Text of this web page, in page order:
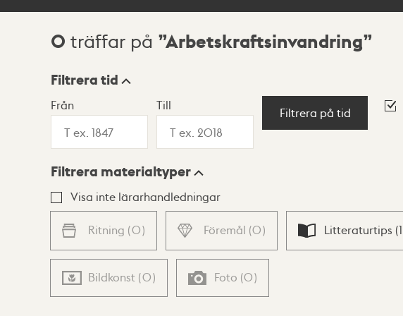
Sökresultat
0 träffar på Arbetskraftsinvandring
Visningsläge
Lista Karta
Filtrera tid
Från Till
Filtrera på tid
Filtrera materialtyper
Visa inte lärarhandledningar
Ritning (0) Föremål (0) Litteraturtips (1
Bildkonst (0) Foto (0)